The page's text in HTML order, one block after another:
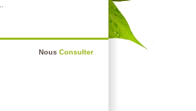
Nous Consulter